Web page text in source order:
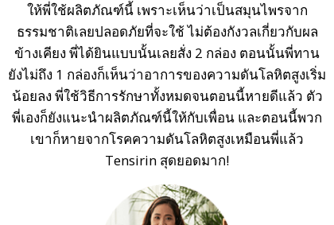
ให้พี่ใช้ผลิตภัณฑ์นี้ เพราะเห็นว่าเป็นสมุนไพรจาก
ธรรมชาติเลยปลอดภัยที่จะใช้ ไม่ต้องกังวลเกี่ยวกับผล
ข้างเคียง พี่ได้ยินแบบนั้นเลยสั่ง 2 กล่อง ตอนนั้นพี่ทาน
ยังไม่ถึง 1 กล่องก็เห็นว่าอาการของความดันโลหิตสูงเริ่ม
น้อยลง พี่ใช้วิธีการรักษาทั้งหมดจนตอนนี้หายดีแล้ว ตัว
พี่เองก็ยังแนะนำผลิตภัณฑ์นี้ให้กับเพื่อน และตอนนี้พวก
เขาก็หายจากโรคความดันโลหิตสูงเหมือนพี่แล้ว
Tensirin สุดยอดมาก!